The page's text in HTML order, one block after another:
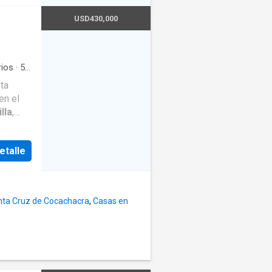
· 5
el
,
m²
con
estar
de
USD430,000
Cruz de Cocachacra, Casas en